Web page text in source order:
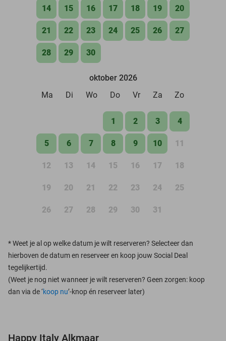
14 15 16 17 18 19 20
21 22 23 24 25 26 27
28 29 30
oktober 2026
Ma
Di Wo Do Vr Za Zo
1 2 3 4
5 6 7 8 9 10 11
12 13 14 15 16 17 18
19 20 21 22 23 24 25
26 27 28 29 30 31
*Weet je al op welke datum je wilt reserveren? Selecteer dan
hierboven de datum en reserveer en koop jouw Social Deal
tegelijkertijd.
(Weet je nog niet wanneer je wilt reserveren? Geen zorgen: koop
dan via de ‘koop nu’-knop én reserveer later)
Happy Italy Alkmaar